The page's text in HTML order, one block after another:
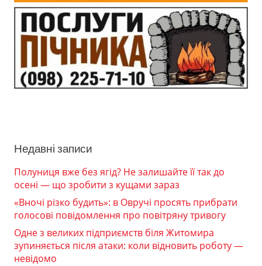
Недавні записи
Полуниця вже без ягід? Не залишайте її так до
осені — що зробити з кущами зараз
«Вночі різко будить»: в Овручі просять прибрати
голосові повідомлення про повітряну тривогу
Одне з великих підприємств біля Житомира
зупиняється після атаки: коли відновить роботу —
невідомо